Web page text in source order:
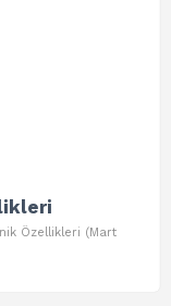
Özellikleri (Mart